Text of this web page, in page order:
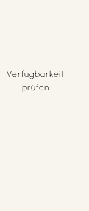
Verfügbarkeit
prüfen